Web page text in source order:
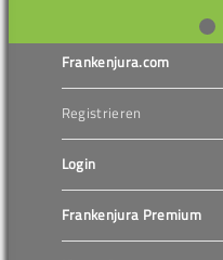
Frankenjura.com
Registrieren
Login
Frankenjura Premium